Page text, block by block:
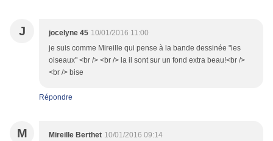
J jocelyne 45 10/01/2016 11:00
je suis comme Mireille qui pense à la bande dessinée "les
oiseaux" <br /> <br /> la il sont sur un fond extra beau!<br />
<br /> bise
Répondre
M Mireille Berthet 10/01/2016 09:14